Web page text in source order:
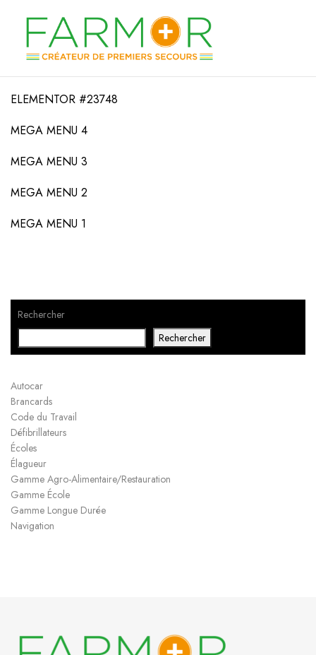
ELEMENTOR #23748
MEGA MENU 4
MEGA MENU 3
MEGA MENU 2
MEGA MENU 1
Rechercher
Rechercher
Autocar
Brancards
Code du Travail
Défibrillateurs
Écoles
Élagueur
Gamme Agro-Alimentaire/Restauration
Gamme École
Gamme Longue Durée
Navigation